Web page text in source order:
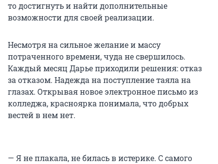
то достигнуть и найти дополнительные
возможности для своей реализации.
Несмотря на сильное желание и массу
потраченного времени, чуда не свершилось.
Каждый месяц Дарье приходили решения: отказ
за отказом. Надежда на поступление таяла на
глазах. Открывая новое электронное письмо из
колледжа, красноярка понимала, что добрых
вестей в нем нет.
— Я не плакала, не билась в истерике. С самого